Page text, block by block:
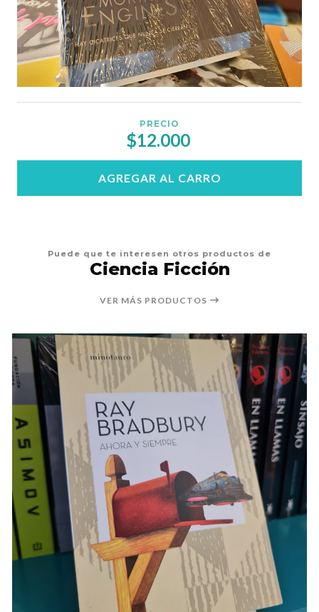
PRECIO
$12.000
AGREGAR AL CARRO
Puede que te interesen otros productos de
Ciencia Ficción
VER MÁS PRODUCTOS